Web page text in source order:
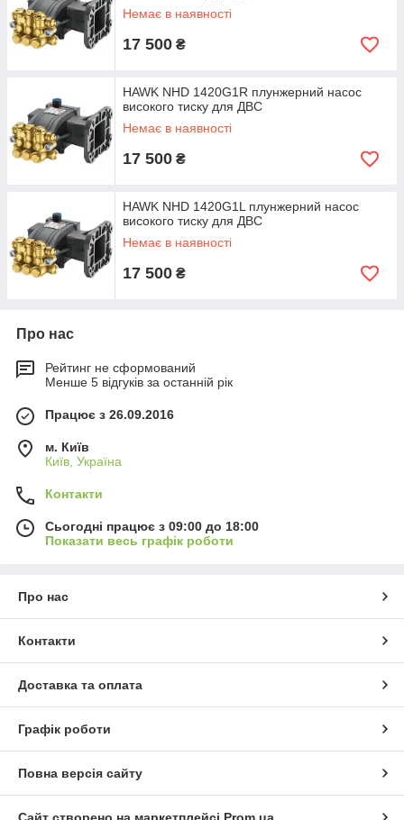
Немає в наявності
17 500 ₴
HAWK NHD 1420G1R плунжерний насос
високого тиску для ДВС
Немає в наявності
17 500 ₴
HAWK NHD 1420G1L плунжерний насос
високого тиску для ДВС
Немає в наявності
17 500 ₴
Про нас
Рейтинг не сформований
Менше 5 відгуків за останній рік
Працює з 26.09.2016
м. Київ
Київ, Україна
Контакти
Сьогодні працює з 09:00 до 18:00
Показати весь графік роботи
Про нас
Контакти
Доставка та оплата
Графік роботи
Повна версія сайту